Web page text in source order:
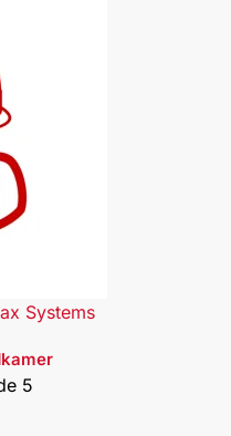
Systems
5